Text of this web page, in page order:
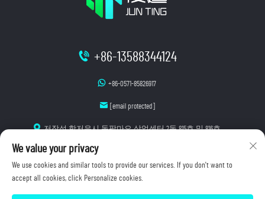
+86-13588344124
+86-0571-85826917
[email protected]
저장성 항저우시 동팡마오 상업센터 2동 815호 및 816호
We value your privacy
We use cookies and similar tools to provide our services. If you don't want to
accept all cookies, click Personalize cookies.